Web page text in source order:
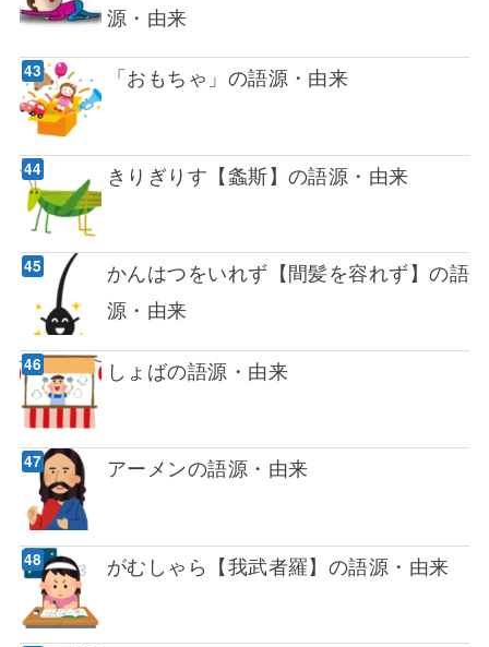
源・由来
「おもちゃ」の語源・由来
きりぎりす【螽斯】の語源・由来
かんはつをいれず【間髪を容れず】の語
源・由来
しょばの語源・由来
アーメンの語源・由来
がむしゃら【我武者羅】の語源・由来